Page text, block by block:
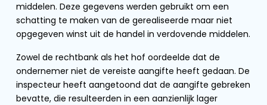
middelen. Deze gegevens werden gebruikt om een
schatting te maken van de gerealiseerde maar niet
opgegeven winst uit de handel in verdovende middelen.
Zowel de rechtbank als het hof oordeelde dat de
ondernemer niet de vereiste aangifte heeft gedaan. De
inspecteur heeft aangetoond dat de aangifte gebreken
bevatte, die resulteerden in een aanzienlijk lager